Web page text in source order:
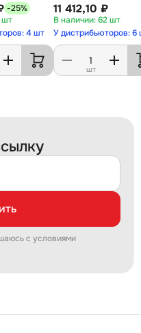
-25%
шт
4 шт
11 412,10 ₽
62 шт
У дистрибьюторов: 6
шт
с условиями